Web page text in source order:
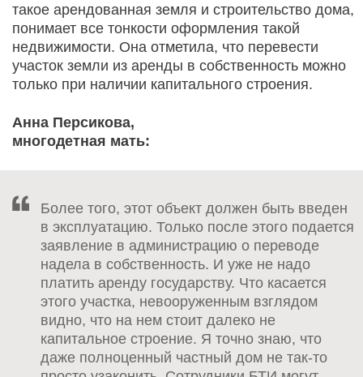
такое арендованная земля и строительство дома,
понимает все тонкости оформления такой
недвижимости. Она отметила, что перевести
участок земли из аренды в собственность можно
только при наличии капитального строения.
Анна Персикова,
многодетная мать:
Более того, этот объект должен быть введен
в эксплуатацию. Только после этого подается
заявление в администрацию о переводе
надела в собственность. И уже не надо
платить аренду государству. Что касается
этого участка, невооруженным взглядом
видно, что на нем стоит далеко не
капитальное строение. Я точно знаю, что
даже полноценный частный дом не так-то